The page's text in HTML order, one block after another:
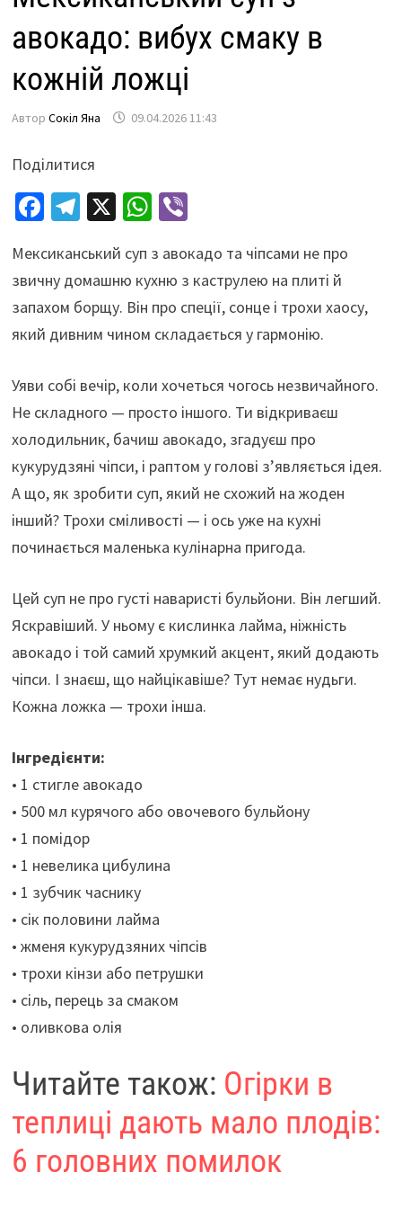
авокадо: вибух смаку в
кожній ложці
Автор Сокіл Яна 09.04.2026 11:43
Поділитися
Fa
b
o
o
k
Te
gr
a
m
X W
at
sA
p
p
Vi
er
Мексиканський суп з авокадо та чіпсами не про
звичну домашню кухню з каструлею на плиті й
запахом борщу. Він про спеції, сонце і трохи хаосу,
який дивним чином складається у гармонію.
Уяви собі вечір, коли хочеться чогось незвичайного.
Не складного — просто іншого. Ти відкриваєш
холодильник, бачиш авокадо, згадуєш про
кукурудзяні чіпси, і раптом у голові з’являється ідея.
А що, як зробити суп, який не схожий на жоден
інший? Трохи сміливості — і ось уже на кухні
починається маленька кулінарна пригода.
Цей суп не про густі наваристі бульйони. Він легший.
Яскравіший. У ньому є кислинка лайма, ніжність
авокадо і той самий хрумкий акцент, який додають
чіпси. І знаєш, що найцікавіше? Тут немає нудьги.
Кожна ложка — трохи інша.
Інгредієнти:
• 1 стигле авокадо
• 500 мл курячого або овочевого бульйону
• 1 помідор
• 1 невелика цибулина
• 1 зубчик часнику
• сік половини лайма
• жменя кукурудзяних чіпсів
• трохи кінзи або петрушки
• сіль, перець за смаком
• оливкова олія
Читайте також: Огірки в
теплиці дають мало плодів:
6 головних помилок